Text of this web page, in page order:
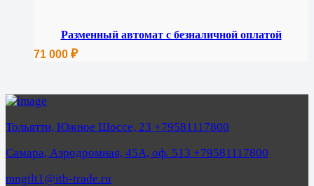
Разменный автомат с безналичной оплатой
71 000 ₽
Тольятти, Южное Шоссе, 23 +79581117800
Самара, Аэродромная, 45А, оф. 513 +79581117800
mngtlt1@itb-trade.ru